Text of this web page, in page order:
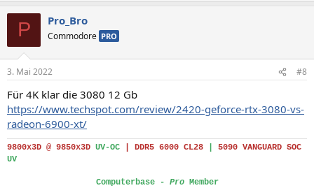
P Pro_Bro
Commodore PRO
3. Mai 2022 #8
Für 4K klar die 3080 12 Gb
https://www.techspot.com/review/2420-geforce-rtx-3080-vs-
radeon-6900-xt/
9800x3D @ 9850x3D UV-OC DDR5 6000 CL28
5090 VANGUARD SOC
UV
Computerbase - ProMember